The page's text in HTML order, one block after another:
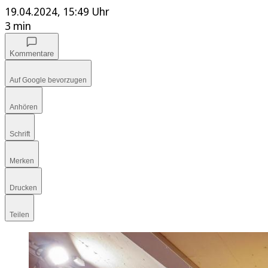
19.04.2024, 15:49 Uhr
3 min
Kommentare
Auf Google bevorzugen
Anhören
Schrift
Merken
Drucken
Teilen